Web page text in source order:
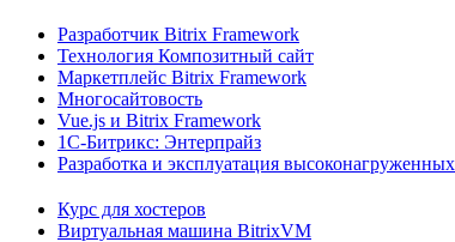
Разработчик Bitrix Framework
Технология Композитный сайт
Маркетплейс Bitrix Framework
Многосайтовость
Vue.js и Bitrix Framework
1С-Битрикс: Энтерпрайз
Разработка и эксплуатация
Курс для хостеров
Виртуальная машина BitrixVM